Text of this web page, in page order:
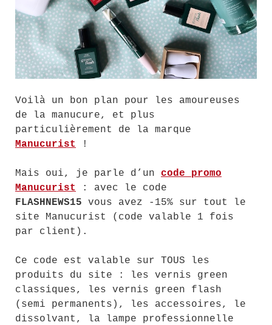
Voilà un bon plan pour les amoureuses
de la manucure, et plus
particulièrement de la marque
Manucurist
!
Mais oui, je parle d’un code promo
Manucurist
: avec le code
FLASHNEWS15 vous avez -15% sur tout le
site Manucurist (code valable 1 fois
par client).
Ce code est valable sur TOUS les
produits du site : les vernis green
classiques, les vernis green flash
(semi permanents), les accessoires, le
dissolvant, la lampe professionnelle